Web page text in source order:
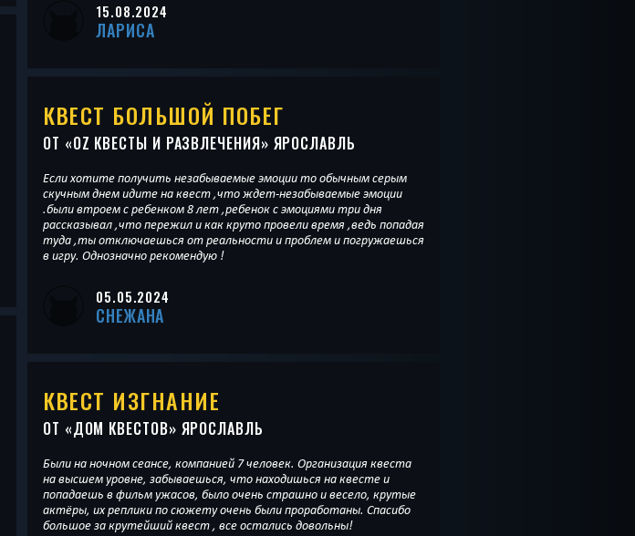
15.08.2024
ЛАРИСА
КВЕСТ БОЛЬШОЙ ПОБЕГ
ОТ «OZ КВЕСТЫ И РАЗВЛЕЧЕНИЯ» ЯРОСЛАВЛЬ
Если хотите получить незабываемые эмоции то обычным серым
скучным днем идите на квест ,что ждет-незабываемые эмоции
.были втроем с ребенком 8 лет ,ребенок с эмоциями три дня
рассказывал ,что пережил и как круто провели время ,ведь попадая
туда ,ты отключаешься от реальности и проблем и погружаешься
в игру. Однозначно рекомендую !
05.05.2024
СНЕЖАНА
КВЕСТ ИЗГНАНИЕ
ОТ «ДОМ КВЕСТОВ» ЯРОСЛАВЛЬ
Были на ночном сеансе, компанией 7 человек. Организация квеста
на высшем уровне, забываешься, что находишься на квесте и
попадаешь в фильм ужасов, было очень страшно и весело, крутые
актёры, их реплики по сюжету очень были проработаны. Спасибо
большое за крутейший квест , все остались довольны!